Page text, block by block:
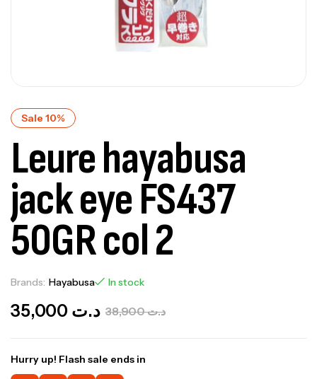
Sale 10%
Leure hayabusa
jack eye FS437
50GR col 2
Brands: Hayabusa In stock
د.ت38,900 د.ت
Hurry up! Flash sale ends in